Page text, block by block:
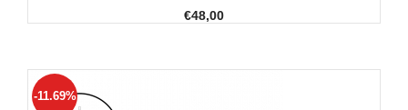
€48,00
-11.69%